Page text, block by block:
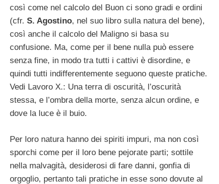
così come nel calcolo del Buon ci sono gradi e ordini
(cfr. S. Agostino, nel suo libro sulla natura del bene),
così anche il calcolo del Maligno si basa su
confusione. Ma, come per il bene nulla può essere
senza fine, in modo tra tutti i cattivi è disordine, e
quindi tutti indifferentemente seguono queste pratiche.
Vedi Lavoro X.: Una terra di oscurità, l’oscurità
stessa, e l’ombra della morte, senza alcun ordine, e
dove la luce è il buio.
Per loro natura hanno dei spiriti impuri, ma non così
sporchi come per il loro bene pejorate parti; sottile
nella malvagità, desiderosi di fare danni, gonfia di
orgoglio, pertanto tali pratiche in esse sono dovute al